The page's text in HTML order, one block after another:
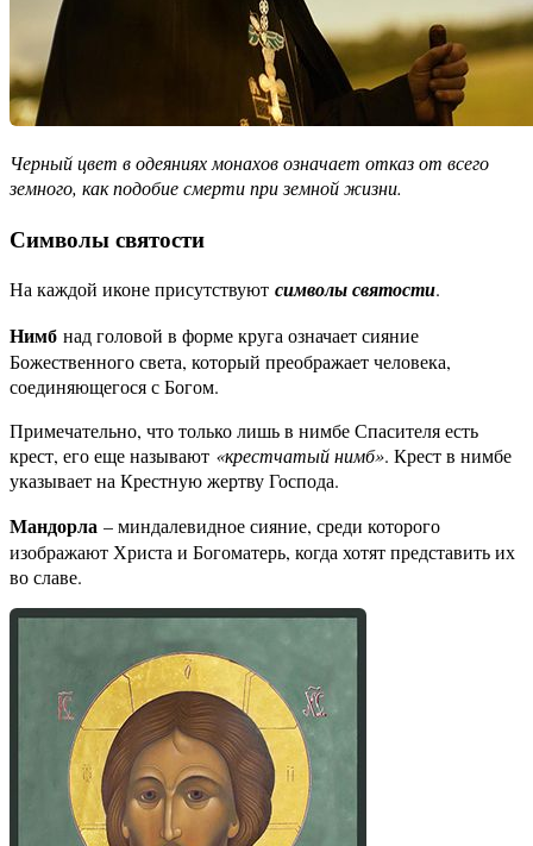
Черный цвет в одеяниях монахов означает отказ от всего
земного, как подобие смерти при земной жизни.
Символы святости
На каждой иконе присутствуют символы святости.
Нимб над головой в форме круга означает сияние
Божественного света, который преображает человека,
соединяющегося с Богом.
Примечательно, что только лишь в нимбе Спасителя есть
крест, его еще называют «крестчатый нимб». Крест в нимбе
указывает на Крестную жертву Господа.
Мандорла – миндалевидное сияние, среди которого
изображают Христа и Богоматерь, когда хотят представить их
во славе.